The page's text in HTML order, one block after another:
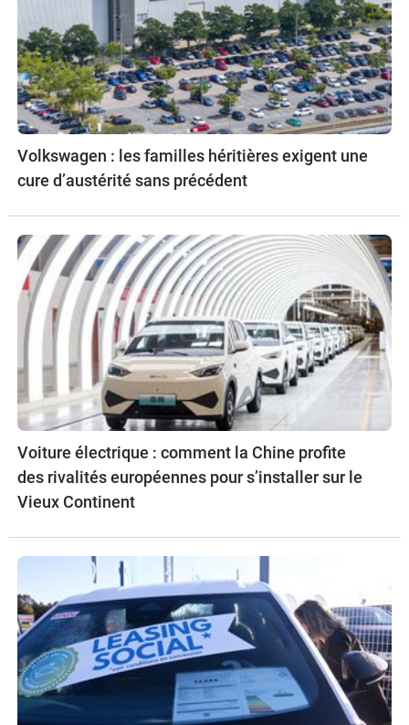
Volkswagen : les familles héritières exigent une
cure d’austérité sans précédent
Voiture électrique : comment la Chine profite
des rivalités européennes pour s’installer sur le
Vieux Continent